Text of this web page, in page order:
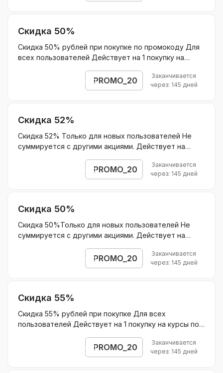
Скидка 50%
Скидка 50% рублей при покупке по промокоду Для
всех пользователей Действует на 1 покупку на
на продление подписки в последующие месяцы
Действует на курсы по подписке для подготовки к
PROMO_20
Открыть промокод
Заканчивается
через: 145 дней
Скидка 52%
Скидка 52% Только для новых пользователей Не
суммируется с другими акциями. Действует на
Без ограничения скидки.PROMO_20
Открыть промокод
Заканчивается
через: 145 дней
Скидка 50%
Скидка 50%Только для новых пользователей Не
суммируется с другими акциями. Действует на
Не действует на ОГЭ и ЕГЭБез ограничения скидки.
PROMO_20
Открыть промокод
Заканчивается
через: 145 дней
Скидка 55%
Скидка 55% рублей при покупке Для всех
пользователей Действует на 1 покупку на курсы по
продление подписки в последующие месяцы
Действует на курсы по подписке для подготовки к
PROMO_20
Открыть промокод
Заканчивается
через: 145 дней